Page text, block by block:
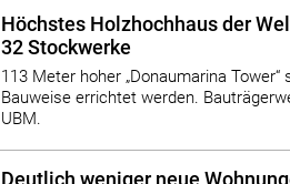
Höchstes Holzhochhaus der
32 Stockwerke
113 Meter hoher „Donaumarina Tower“
Bauweise errichtet werden.
UBM.
Deutlich weniger neue